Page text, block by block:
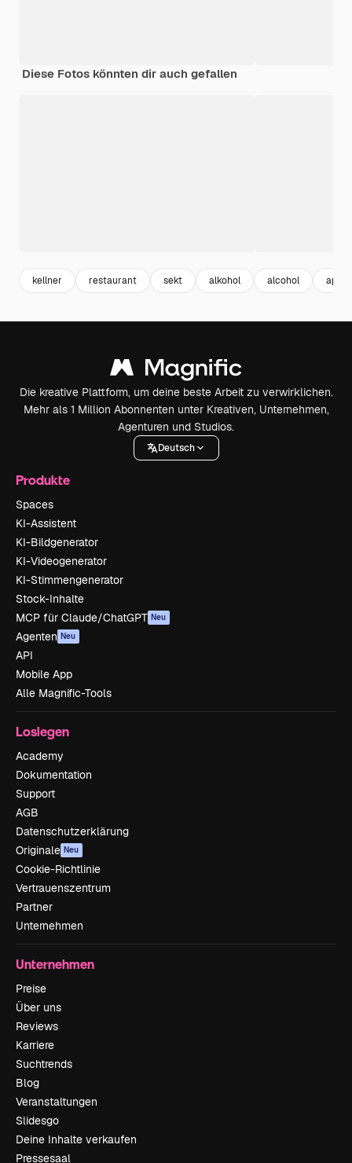
Diese Fotos könnten dir auch gefallen
kellner restaurant sekt alkohol alcohol
Die kreative Plattform, um deine beste Arbeit zu verwirklichen.
Mehr als 1 Million Abonnenten unter Kreativen, Unternehmen,
Agenturen und Studios.
Deutsch
Produkte
Spaces
KI-Assistent
KI-Bildgenerator
KI-Videogenerator
KI-Stimmengenerator
Stock-Inhalte
MCP für Claude/ChatGPT Neu
Agenten Neu
API
Mobile App
Alle Magnific-Tools
Loslegen
Academy
Dokumentation
Support
AGB
Datenschutzerklärung
Originale Neu
Cookie-Richtlinie
Vertrauenszentrum
Partner
Unternehmen
Unternehmen
Preise
Über uns
Reviews
Karriere
Suchtrends
Blog
Veranstaltungen
Slidesgo
Deine Inhalte verkaufen
Pressesaal